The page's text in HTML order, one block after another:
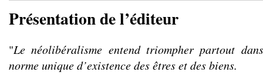
Présentation de l’éditeur
"Le néolibéralisme entend triompher partout
norme unique d’existence des êtres et des biens.